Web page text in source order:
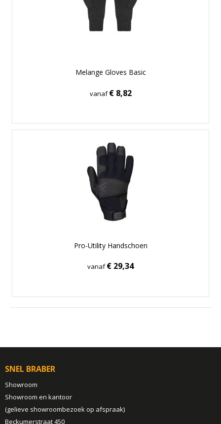
Melange Gloves Basic
vanaf€ 8,82
Pro-Utility Handschoen
vanaf€ 29,34
SNEL BRABER
Showroom
Showroom en kantoor
(gelieve showroombezoek op afspraak)
Beckumerstraat 450